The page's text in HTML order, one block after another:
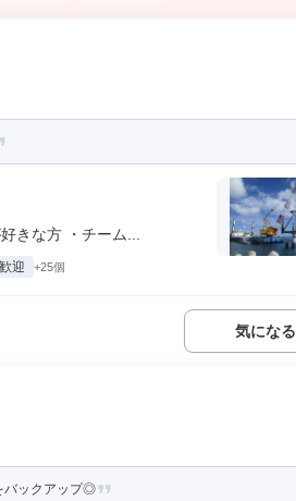
きな方 ・チーム...
迎 +25個
気になる
バックアップ◎